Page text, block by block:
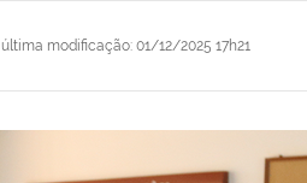
última modificação: 01/12/2025 17h21